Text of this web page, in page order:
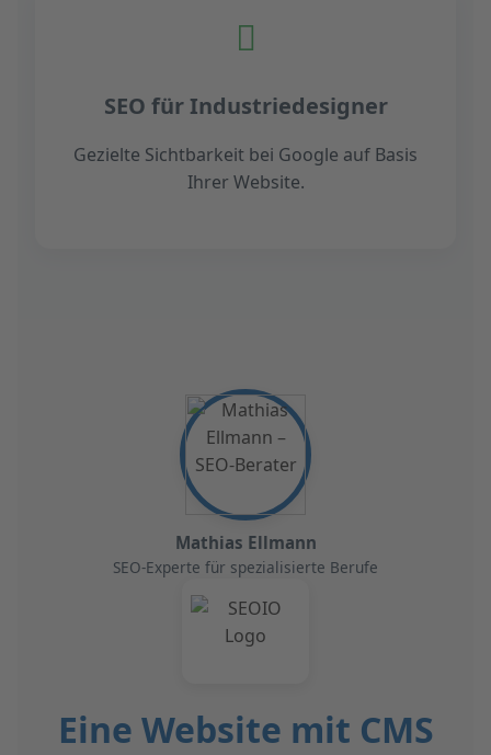
SEO für Industriedesigner
Gezielte Sichtbarkeit bei Google auf Basis
Ihrer Website.
Mathias Ellmann
SEO-Experte für spezialisierte Berufe
Eine Website mit CMS